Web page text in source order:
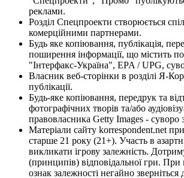
реклами.
Розділ Спецпроекти створюється
комерційними партнерами.
Будь яке копіювання, публікація,
поширення інформації, що містить
"Інтерфакс-Україна", EPA / UPG,
Власник веб-сторінки в розділі Я-
публікації.
Будь-яке копіювання, передрук та
фотографічних творів та/або
правовласника Getty Images - суворо
Матеріали сайту korrespondent.net
старше 21 року (21+). Участь в
викликати ігрову залежність.
(принципів) відповідальної гри.
ознак залежності негайно зверніться